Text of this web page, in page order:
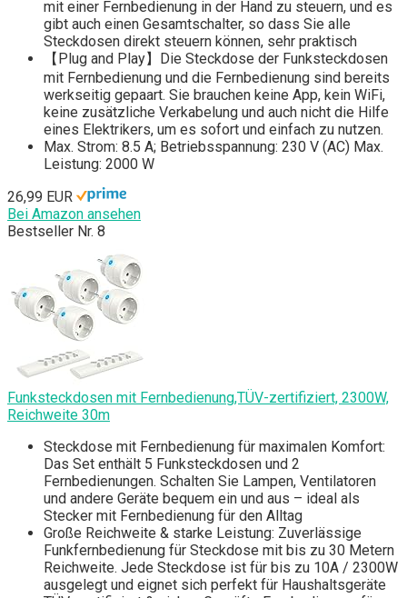
mit einer Fernbedienung in der Hand zu steuern, und es
gibt auch einen Gesamtschalter, so dass Sie alle
Steckdosen direkt steuern können, sehr praktisch
【Plug and Play】Die Steckdose der Funksteckdosen
mit Fernbedienung und die Fernbedienung sind bereits
werkseitig gepaart. Sie brauchen keine App, kein WiFi,
keine zusätzliche Verkabelung und auch nicht die Hilfe
eines Elektrikers, um es sofort und einfach zu nutzen.
Max. Strom: 8.5 A; Betriebsspannung: 230 V (AC) Max.
Leistung: 2000 W
26,99 EUR
Bei Amazon ansehen
Bestseller Nr. 8
Funksteckdosen mit Fernbedienung,TÜV-zertifiziert, 2300W,
Reichweite 30m
Steckdose mit Fernbedienung für maximalen Komfort:
Das Set enthält 5 Funksteckdosen und 2
Fernbedienungen. Schalten Sie Lampen, Ventilatoren
und andere Geräte bequem ein und aus – ideal als
Stecker mit Fernbedienung für den Alltag
Große Reichweite & starke Leistung: Zuverlässige
Funkfernbedienung für Steckdose mit bis zu 30 Metern
Reichweite. Jede Steckdose ist für bis zu 10A / 2300W
ausgelegt und eignet sich perfekt für Haushaltsgeräte